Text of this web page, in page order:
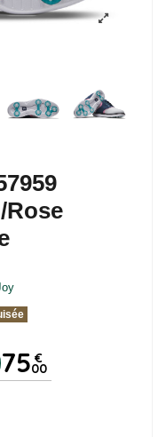
Rose
75 €
00